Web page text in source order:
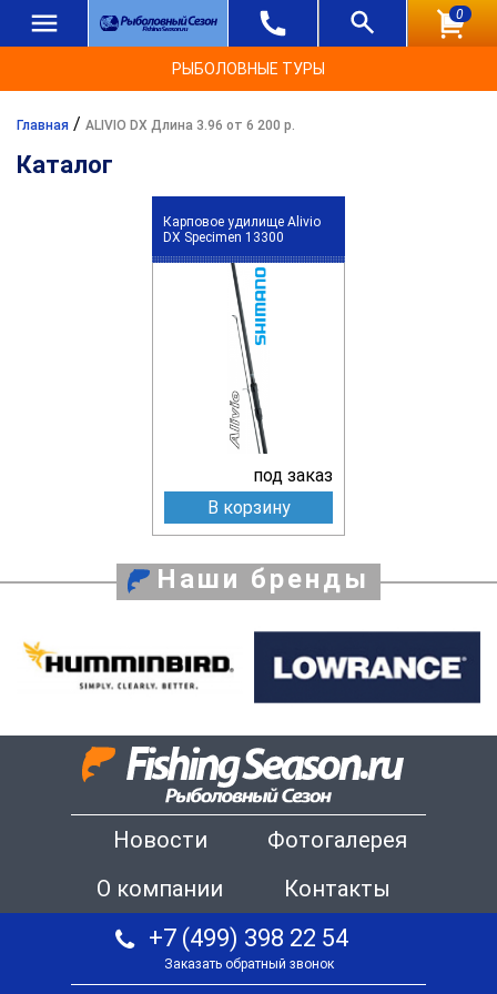
0
РЫБОЛОВНЫЕ ТУРЫ
Главная / ALIVIO DX Длина 3.96 от 6 200 р.
Каталог
Карповое удилище Alivio
DX Specimen 13300
под заказ
В корзину
Наши бренды
Новости
Фотогалерея
О компании
Контакты
+7 (499) 398 22 54
Заказать обратный звонок